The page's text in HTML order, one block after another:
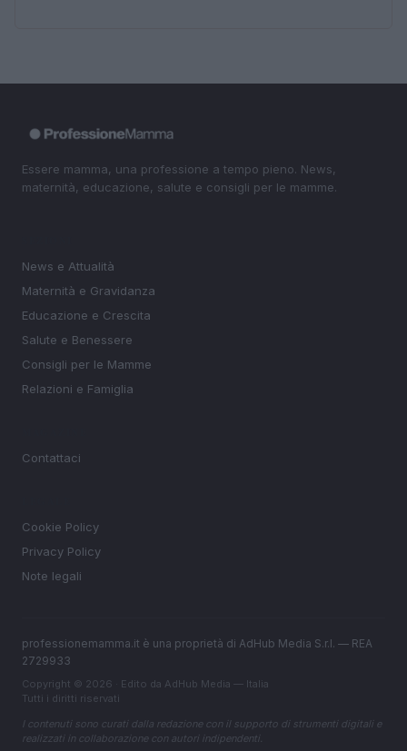
Essere mamma, una professione a tempo pieno. News,
maternità, educazione, salute e consigli per le mamme.
News e Attualità
Maternità e Gravidanza
Educazione e Crescita
Salute e Benessere
Consigli per le Mamme
Relazioni e Famiglia
Contattaci
Cookie Policy
Privacy Policy
Note legali
professionemamma.it è una proprietà di AdHub Media S.r.l. — REA
2729933
Copyright © 2026 · Edito da AdHub Media — Italia
Tutti i diritti riservati
I contenuti sono curati dalla redazione con il supporto di strumenti digitali e
realizzati in collaborazione con autori indipendenti.